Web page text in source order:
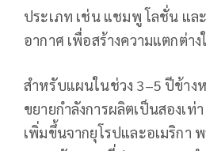
ประเภท เช่น แชมพู โลชั่น แ
อากาศ เพื่อสร้างความแตกต่า
สำหรับแผนในช่วง 3–5 ปีข้าง
ขยายกำลังการผลิตเป็นสองเท่
เพิ่มขึ้นจากยุโรปและอเมริกา